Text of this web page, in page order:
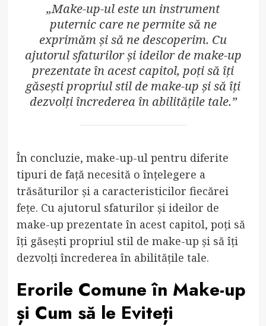
„Make-up-ul este un instrument
puternic care ne permite să ne
exprimăm și să ne descoperim. Cu
ajutorul sfaturilor și ideilor de make-up
prezentate în acest capitol, poți să îți
găsești propriul stil de make-up și să îți
dezvolți încrederea în abilitățile tale.”
În concluzie, make-up-ul pentru diferite
tipuri de față necesită o înțelegere a
trăsăturilor și a caracteristicilor fiecărei
fețe. Cu ajutorul sfaturilor și ideilor de
make-up prezentate în acest capitol, poți să
îți găsești propriul stil de make-up și să îți
dezvolți încrederea în abilitățile tale.
Erorile Comune în Make-up
și Cum să le Eviteți